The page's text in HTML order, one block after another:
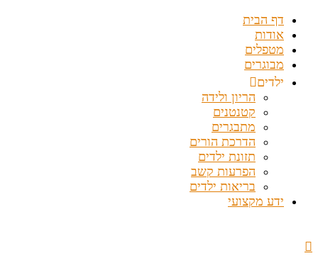
דף הבית
אודות
מטפלים
מבוגרים
ילדים
הריון ולידה
קטנטנים
מתבגרים
הדרכת הורים
תזונת ילדים
הפרעות קשב
בריאות ילדים
ידע מקצועי